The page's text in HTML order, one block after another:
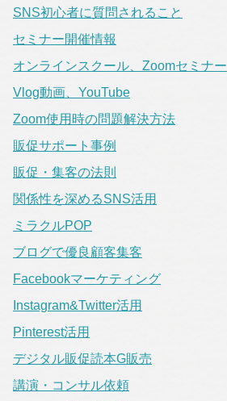
SNS初心者に質問されること
セミナー開催情報
オンラインスクール、Zoomセミナー
Vlog動画、YouTube
Zoom使用時の問題解決方法
販促サポート事例
販促・集客の法則
関係性を深めるSNS活用
ミラクルPOP
ブログで優良顧客集客
Facebookマーケティング
Instagram&Twitter活用
Pinterest活用
デジタル販促読本G販売
講演・コンサル依頼